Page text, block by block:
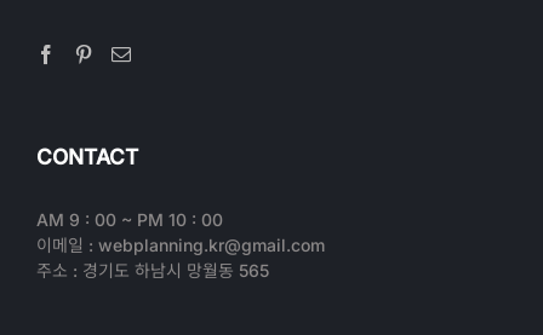
CONTACT
AM 9 : 00 ~ PM 10 : 00
이메일 : webplanning.kr@gmail.com
주소 : 경기도 하남시 망월동 565